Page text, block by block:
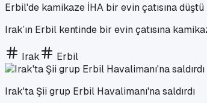
Erbil'de kamikaze İHA bir evin çatısına düştü
Irak’ın Erbil kentinde bir evin çatısına
Irak Erbil
Irak'ta Şii grup Erbil Havalimanı'na saldırdı